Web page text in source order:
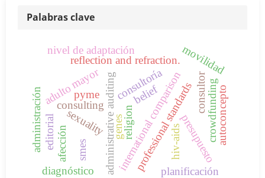
Palabras clave
administrative auditing
consulting international comparison
smes professional standardspresupuesto
planificación
reflection and refraction.
religion
belief
sexuality
hiv-aids
adulto mayor
nivel de adaptación movilidad
genes
diagnóstico
afección
administración consultor
consultoría crowdfunding
pyme autoconcepto
editorial